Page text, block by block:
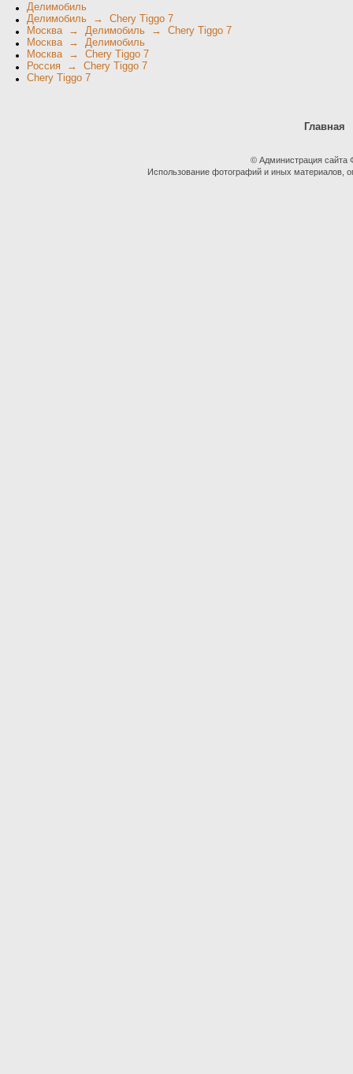
Делимобиль
Делимобиль → Chery Tiggo 7
Москва → Делимобиль → Chery Tiggo 7
Москва → Делимобиль
Москва → Chery Tiggo 7
Россия → Chery Tiggo 7
Chery Tiggo 7
Главная
© Администрация
Использование фотографий и иных материалов,